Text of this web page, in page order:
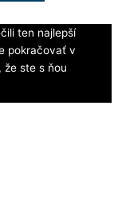
ten najlepší
pokračovať v
že ste s ňou